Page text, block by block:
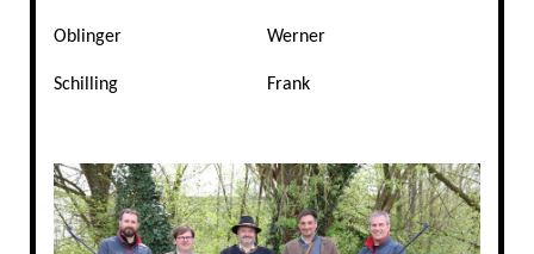
Oblinger Werner
Schilling Frank